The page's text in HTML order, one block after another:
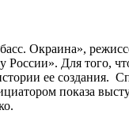
Окраина»,
Для того,
ее
показа